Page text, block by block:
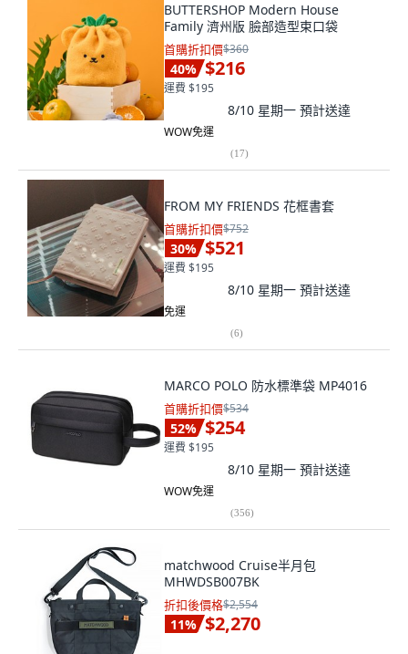
BUTTERSHOP Modern House
Family 濟州版 臉部造型束口袋
首購折扣價$360
40% $216
運費 $195
8/10 星期一 預計送達
WOW免運
(17)
FROM MY FRIENDS 花框書套
首購折扣價$752
30% $521
運費 $195
8/10 星期一 預計送達
免運
(6)
MARCO POLO 防水標準袋 MP4016
首購折扣價$534
52% $254
運費 $195
8/10 星期一 預計送達
WOW免運
(356)
matchwood Cruise半月包
MHWDSB007BK
折扣後價格$2,554
11% $2,270